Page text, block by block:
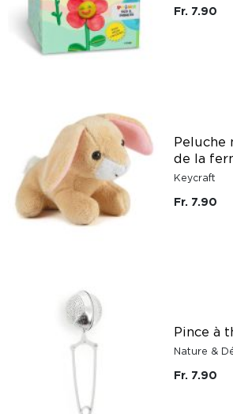
Fr. 7.90
Peluche
de la
Keycraft
Fr. 7.90
Pince à
Nature &
Fr. 7.90